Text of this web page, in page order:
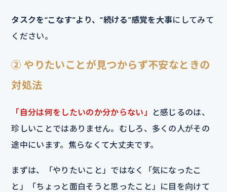
タスクを“こなす”より、“続ける”感覚を大事にしてみて
ください。
② やりたいことが見つからず不安なときの
対処法
「自分は何をしたいのか分からない」
と感じるのは、
珍しいことではありません。むしろ、多くの人がその
途中にいます。焦らなくて大丈夫です。
まずは、「やりたいこと」ではなく「気になったこ
と」「ちょっと面白そうと思ったこと」に目を向けて